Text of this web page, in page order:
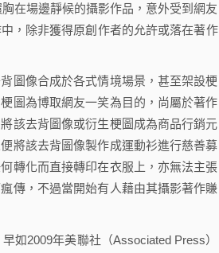
在場邊靜候的攝影作品，意外受到網友
，除非獲得原創作者的允許或落在著作
圖像合成於各式情境場景，甚至架設梗
圖為博取網友一笑為目的，尚屬於著作
該去背圖像或衍生梗圖成為商品行銷元
將該去背圖像製作成運動衫進行慈善募
轉化而直接轉印在衣服上，亦無法主張
傳，不過當開始有人藉由其攝影著作賺
2009年美聯社（Associated Press）